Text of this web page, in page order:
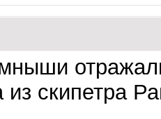
скипетра